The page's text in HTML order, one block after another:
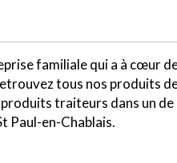
familiale qui a à cœur
tous nos produits
traiteurs dans un
Paul-en-Chablais.